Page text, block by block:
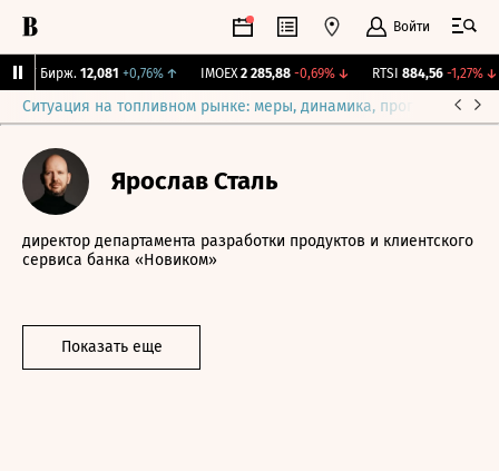
Войти
CNY Бирж. 12,081 +0,76%↑ IMOEX 2 285,88 -0,69%↓ RTSI 884,56 -1,27%↓
Ситуация на топливном рынке: меры, динамика, прогнозы
Ярослав Сталь
директор департамента разработки продуктов и клиентского
сервиса банка «Новиком»
Показать еще